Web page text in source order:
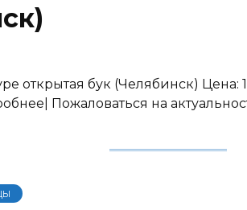
открытая бук (Челябинск) Цена:
Пожаловаться на